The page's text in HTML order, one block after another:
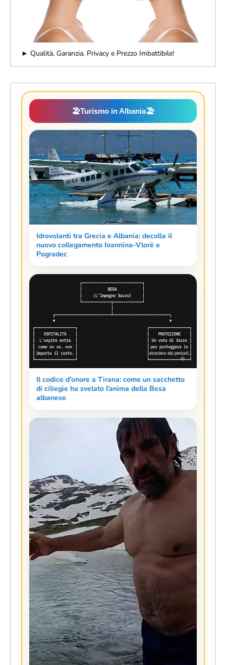
► Qualità, Garanzia, Privacy e Prezzo Imbattibile!
🏖️Turismo in Albania🏖️
Idrovolanti tra Grecia e Albania: decolla il
nuovo collegamento Ioannina–Vlorë e
Pogradec
Il codice d'onore a Tirana: come un sacchetto
di ciliegie ha svelato l'anima della Besa
albanese